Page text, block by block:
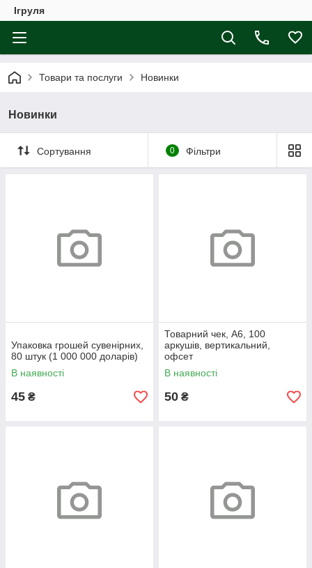
Ігруля
Товари та послуги Новинки
Новинки
Сортування 0 Фільтри
Упаковка грошей сувенірних,
80 штук (1 000 000 доларів)
В наявності
45 ₴
Товарний чек, А6, 100
аркушів, вертикальний,
офсет
В наявності
50 ₴